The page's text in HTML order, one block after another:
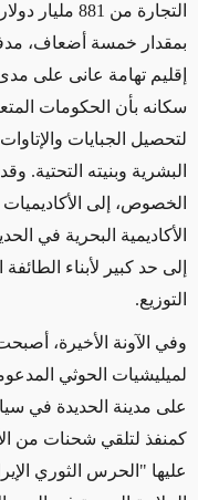
بمقدار خمسة أضعاف،
إقليم تهامة عانى على
سكانه بأن الحكومات
لتحصيل الجبايات
البشرية وبنيته التحتية.
الخصوص، إلى
الأكاديمية البحرية في
إلى حد كبير لأبناء
التوزيع.
وفي الآونة الأخيرة،
لميليشيات الحوثي
على مدينة الحديدة في
كمنفذ لتلقي شحنات من
عليها "الحرس الثوري